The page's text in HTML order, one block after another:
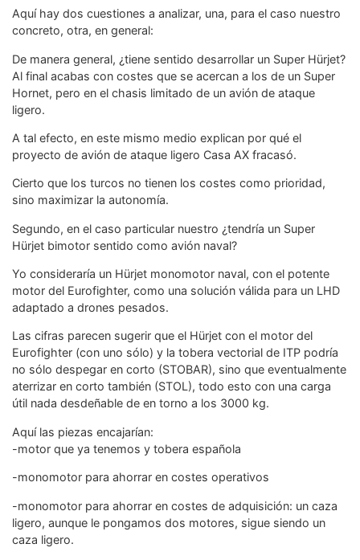
Aquí hay dos cuestiones a analizar, una, para el caso nuestro
concreto, otra, en general:
De manera general, ¿tiene sentido desarrollar un Super Hürjet?
Al final acabas con costes que se acercan a los de un Super
Hornet, pero en el chasis limitado de un avión de ataque
ligero.
A tal efecto, en este mismo medio explican por qué el
proyecto de avión de ataque ligero Casa AX fracasó.
Cierto que los turcos no tienen los costes como prioridad,
sino maximizar la autonomía.
Segundo, en el caso particular nuestro ¿tendría un Super
Hürjet bimotor sentido como avión naval?
Yo consideraría un Hürjet monomotor naval, con el potente
motor del Eurofighter, como una solución válida para un LHD
adaptado a drones pesados.
Las cifras parecen sugerir que el Hürjet con el motor del
Eurofighter (con uno sólo) y la tobera vectorial de ITP podría
no sólo despegar en corto (STOBAR), sino que eventualmente
aterrizar en corto también (STOL), todo esto con una carga
útil nada desdeñable de en torno a los 3000 kg.
Aquí las piezas encajarían:
-motor que ya tenemos y tobera española
-monomotor para ahorrar en costes operativos
-monomotor para ahorrar en costes de adquisición: un caza
ligero, aunque le pongamos dos motores, sigue siendo un
caza ligero.